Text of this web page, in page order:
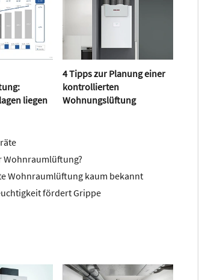
liegen
4 Tipps zur Planung einer
kontrollierten
Wohnungslüftung
Wohnraumlüftung?
Wohnraumlüftung kaum bekannt
fördert Grippe